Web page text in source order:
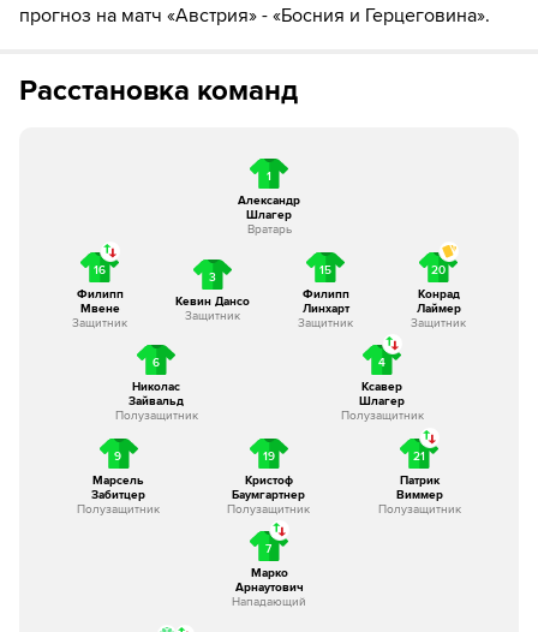
прогноз на матч «Австрия» - «Босния и Герцеговина».
Расстановка команд
1
Александр
Шлагер
Вратарь
16
Филипп
Мвене
Защитник
3
Кевин Дансо
Защитник
15
Филипп
Линхарт
Защитник
20
Конрад
Лаймер
Защитник
6
Николас
Зайвальд
Полузащитник
4
Ксавер
Шлагер
Полузащитник
9
Марсель
Забитцер
Полузащитник
19
Кристоф
Баумгартнер
Полузащитник
21
Патрик
Виммер
Полузащитник
7
Марко
Арнаутович
Нападающий